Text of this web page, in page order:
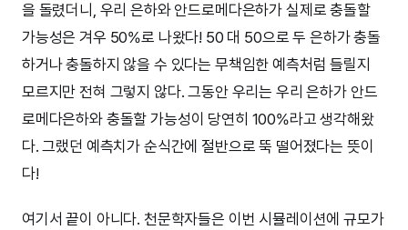
을 돌렸더니, 우리 은하와 안드로메다은하가 실제로 충돌할
가능성은 겨우 50%로 나왔다! 50 대 50으로 두 은하가 충돌
하거나 충돌하지 않을 수 있다는 무책임한 예측처럼 들릴지
모르지만 전혀 그렇지 않다. 그동안 우리는 우리 은하가 안드
로메다은하와 충돌할 가능성이 당연히 100%라고 생각해왔
다. 그랬던 예측치가 순식간에 절반으로 뚝 떨어졌다는 뜻이
다!
여기서 끝이 아니다. 천문학자들은 이번 시뮬레이션에 규모가